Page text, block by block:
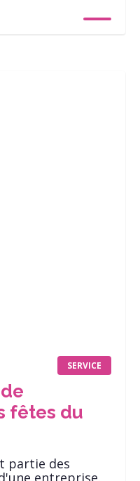
SERVICE
fêtes du
partie des
entreprise.